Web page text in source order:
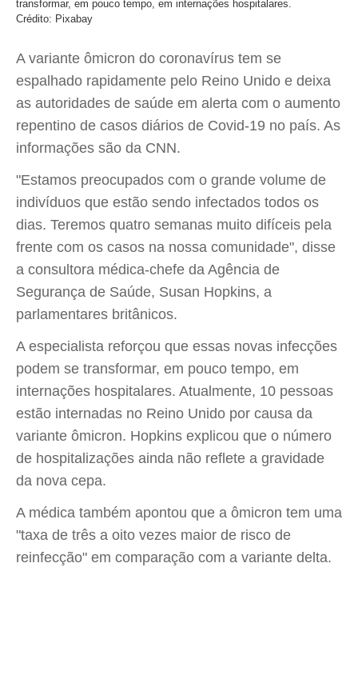
transformar, em pouco tempo, em internações hospitalares.
Crédito: Pixabay
A variante ômicron do coronavírus tem se
espalhado rapidamente pelo Reino Unido e deixa
as autoridades de saúde em alerta com o aumento
repentino de casos diários de Covid-19 no país. As
informações são da CNN.
"Estamos preocupados com o grande volume de
indivíduos que estão sendo infectados todos os
dias. Teremos quatro semanas muito difíceis pela
frente com os casos na nossa comunidade", disse
a consultora médica-chefe da Agência de
Segurança de Saúde, Susan Hopkins, a
parlamentares britânicos.
A especialista reforçou que essas novas infecções
podem se transformar, em pouco tempo, em
internações hospitalares. Atualmente, 10 pessoas
estão internadas no Reino Unido por causa da
variante ômicron. Hopkins explicou que o número
de hospitalizações ainda não reflete a gravidade
da nova cepa.
A médica também apontou que a ômicron tem uma
"taxa de três a oito vezes maior de risco de
reinfecção" em comparação com a variante delta.